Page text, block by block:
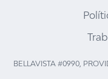
BELLAVISTA #0990,